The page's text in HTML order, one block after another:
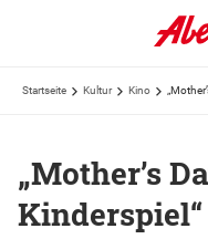
Startseite Kultur Kino
„Mother’s